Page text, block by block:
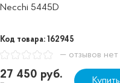
Necchi 5445D
Код товара: 162945
— отзывов нет
27 450 руб. Купить